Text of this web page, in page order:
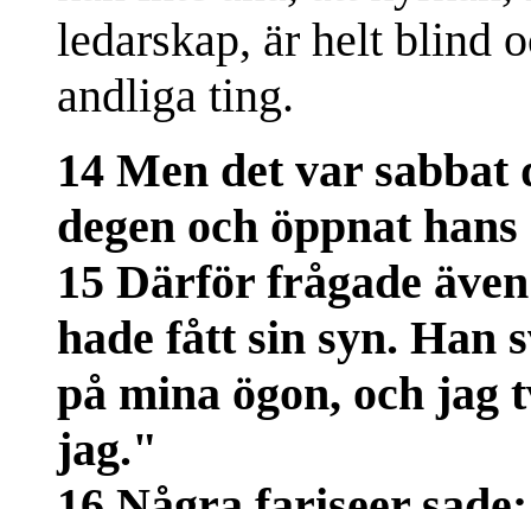
ledarskap, är helt blind
andliga ting.
14 Men det var sabbat
degen och öppnat hans
15 Därför frågade
hade fått sin syn. Han
på mina ögon, och jag
jag."